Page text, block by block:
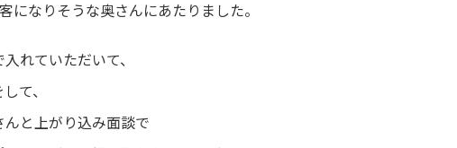
になりそうな奥さんにあたりました。
れていただいて、
て、
んと上がり込み面談で